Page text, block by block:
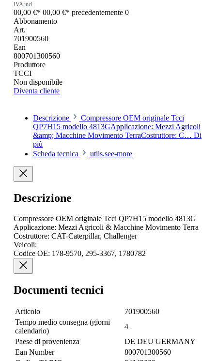
IVA incl.
00,00 €* 00,00 €* precedentemente 0
Abbonamento
Art.
701900560
Ean
800701300560
Produttore
TCCI
Non disponibile
Diventa cliente
Descrizione
Compressore OEM originale Tcci
QP7H15 modello 4813GApplicazione: Mezzi Agricoli
&amp; Macchine Movimento TerraCostruttore: C… Di
più
Scheda tecnica
utils.see-more
Descrizione
Compressore OEM originale Tcci QP7H15 modello 4813G
Applicazione: Mezzi Agricoli & Macchine Movimento Terra
Costruttore: CAT-Caterpillar, Challenger
Veicoli:
Codice OE: 178-9570, 295-3367, 1780782
Documenti tecnici
Articolo
701900560
Tempo medio consegna (giorni
calendario)
4
Paese di provenienza
DE DEU GERMANY
Ean Number
800701300560